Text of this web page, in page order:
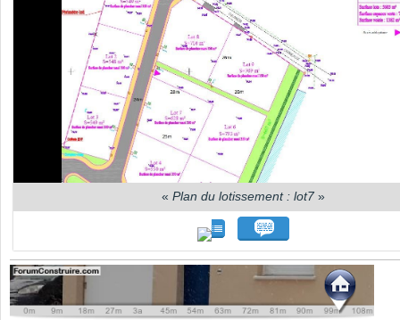
« Plan du lotissement : lot7 »